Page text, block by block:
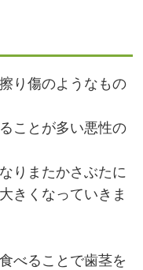
り傷のようなもの
ことが多い悪性の
りまたかさぶたに
きくなっていきま
べることで歯茎を